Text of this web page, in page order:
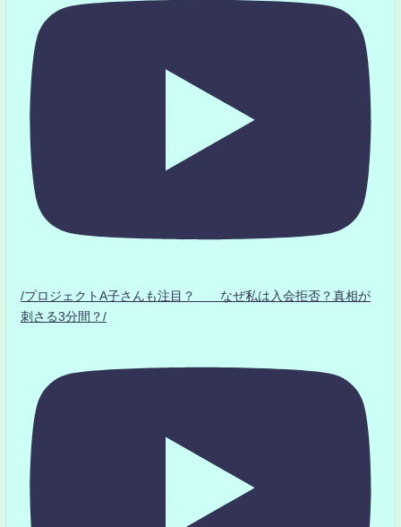
/プロジェクトA子さんも注目？ なぜ私は入会拒否？真相が
刺さる3分間？/